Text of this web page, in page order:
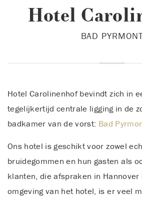
Hotel
BAD
Hotel Carolinenhof bevindt zich in
tegelijkertijd centrale ligging in de
badkamer van de vorst: Bad
Ons hotel is geschikt voor zowel
bruidegommen en hun gasten als
klanten, die afspraken in Hannover
omgeving van het hotel, is er veel